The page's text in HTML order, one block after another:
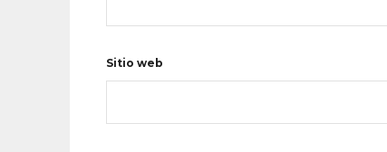
Sitio web